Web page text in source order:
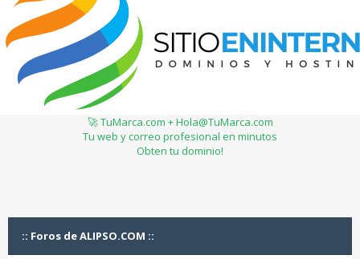
🚀 TuMarca.com + Hola@TuMarca.com
Tu web y correo profesional en minutos
Obten tu dominio!
:: Foros de ALIPSO.COM ::